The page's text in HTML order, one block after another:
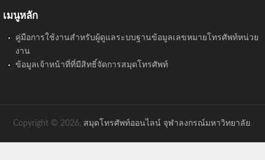
เมนูหลัก
คู่มือการใช้งานสำหรับผู้ดูแลระบบฐานข้อมูลเลขหมายโทรศัพท์หน่วย
งาน
ข้อมูลเจ้าหน้าที่ที่มีสิทธิ์จัดการสมุดโทรศัพท์
Copyright © 2026, สมุดโทรศัพท์ออนไลน์ จุฬาลงกรณ์มหาวิทยาลัย.